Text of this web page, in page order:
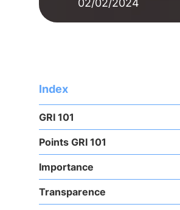
02/02/2024
Index
GRI 101
Points GRI 101
Importance
Transparence